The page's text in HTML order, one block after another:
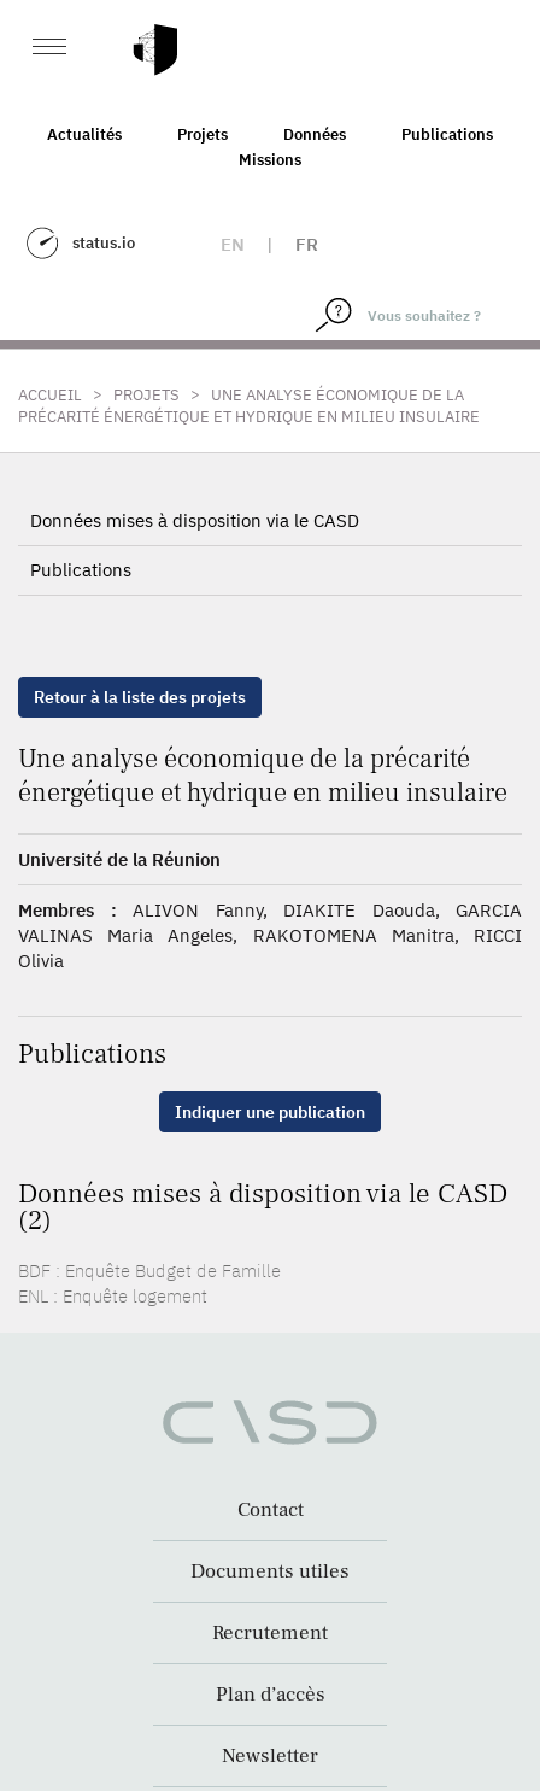
Actualités Projets Données
Publications
Missions
status.io EN | FR
ACCUEIL > PROJETS >
UNE ANALYSE ÉCONOMIQUE DE LA
PRÉCARITÉ ÉNERGÉTIQUE ET HYDRIQUE EN MILIEU INSULAIRE
Données mises à disposition via le CASD
Publications
Retour à la liste des projets
Une analyse économique de la précarité
énergétique et hydrique en milieu insulaire
Université de la Réunion
Membres : ALIVON Fanny, DIAKITE Daouda, GARCIA
VALINAS Maria Angeles, RAKOTOMENA Manitra, RICCI
Olivia
Publications
Indiquer une publication
Données mises à disposition via le CASD
(2)
BDF : Enquête Budget de Famille
ENL : Enquête logement
Contact
Documents utiles
Recrutement
Plan d’accès
Newsletter